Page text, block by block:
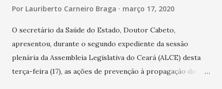
Por Lauriberto Carneiro Braga março 17, 2020
O secretário da Saúde do Estado, Doutor Cabeto,
apresentou, durante o segundo expediente da sessão
plenária da Assembleia Legislativa do Ceará (ALCE) desta
terça-feira (17), as ações de prevenção à propagação do